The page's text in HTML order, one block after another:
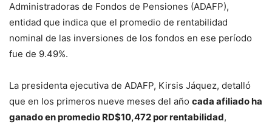
Administradoras de Fondos de Pensiones (ADAFP),
entidad que indica que el promedio de rentabilidad
nominal de las inversiones de los fondos en ese período
fue de 9.49%.
La presidenta ejecutiva de ADAFP, Kirsis Jáquez, detalló
que en los primeros nueve meses del año cada afiliado ha
ganado en promedio RD$10,472 por rentabilidad,